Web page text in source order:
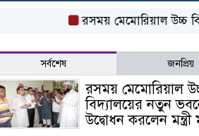
রসময় মেমোরিয়াল উচ্চ
সর্বশেষ জনপ্রিয়
রসময় মেমোরিয়াল
বিদ্যালয়ের নতুন
উদ্বোধন করলেন মন্ত্রী